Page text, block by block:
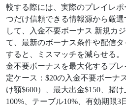
較する際には、実際のプレイレ
つだけ信頼できる情報源から厳
して、入金不要ボーナス 新規カ
て、最新のボーナス条件や配信
すると、ミスマッチを減らせる
金不要ボーナスを最大化するプ
定ケース：$20の入金不要ボーナ
け額$600）、最大出金$150、賭
100%、テーブル10%、有効期限3